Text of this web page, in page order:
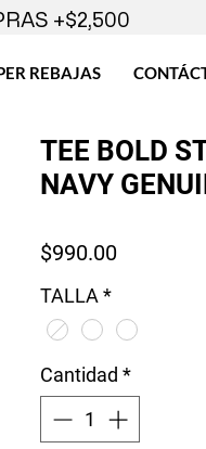
REBAJAS
+$2,500
TEE BOLD
NAVY
$990.00Precio
TALLA *
Cantidad *